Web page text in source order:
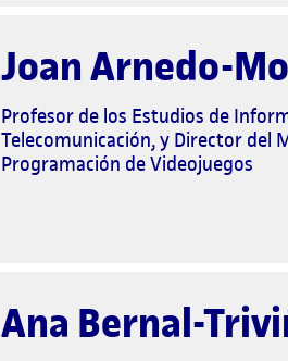
Joan Arnedo-
Profesor de los Estudios de
Telecomunicación, y Director del
Programación de Videojuegos
Ana Bernal-